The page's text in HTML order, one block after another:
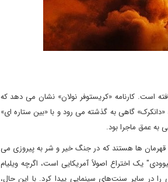
است. کارنامه «کریستوفر نولان» نشان می دهد که
گاهی به گذشته می رود و با «بین ستاره ای»
به عمق ماجرا بود.
قهرمان ها هستند که در جنگ خیر و شر به پیروزی می
یک اختراع اصولاً آمریکایی است، اگرچه ویلیام
در سایر سنت‌های سینمایی پیدا کرد. با این حال،